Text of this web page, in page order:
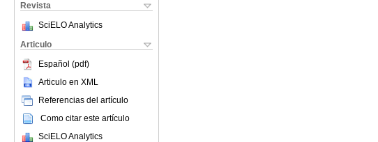
Revista
SciELO Analytics
Articulo
Español (pdf)
Articulo en XML
Referencias del artículo
Como citar este artículo
SciELO Analytics